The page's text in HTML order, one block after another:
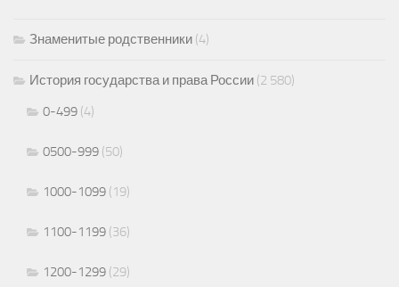
Знаменитые родственники (4)
История государства и права России (2 580)
0-499 (4)
0500-999 (50)
1000-1099 (19)
1100-1199 (36)
1200-1299 (29)